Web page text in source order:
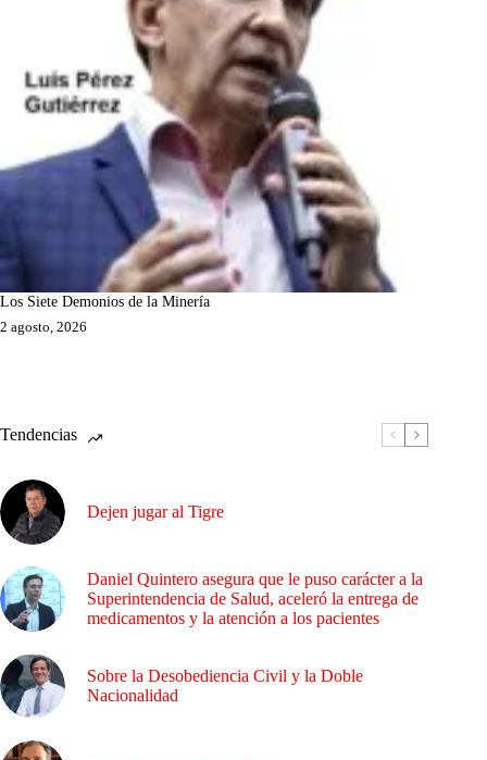
Los Siete Demonios de la Minería
2 agosto, 2026
Tendencias
Dejen jugar al Tigre
Daniel Quintero asegura que le puso carácter a la
Superintendencia de Salud, aceleró la entrega de
medicamentos y la atención a los pacientes
Sobre la Desobediencia Civil y la Doble
Nacionalidad